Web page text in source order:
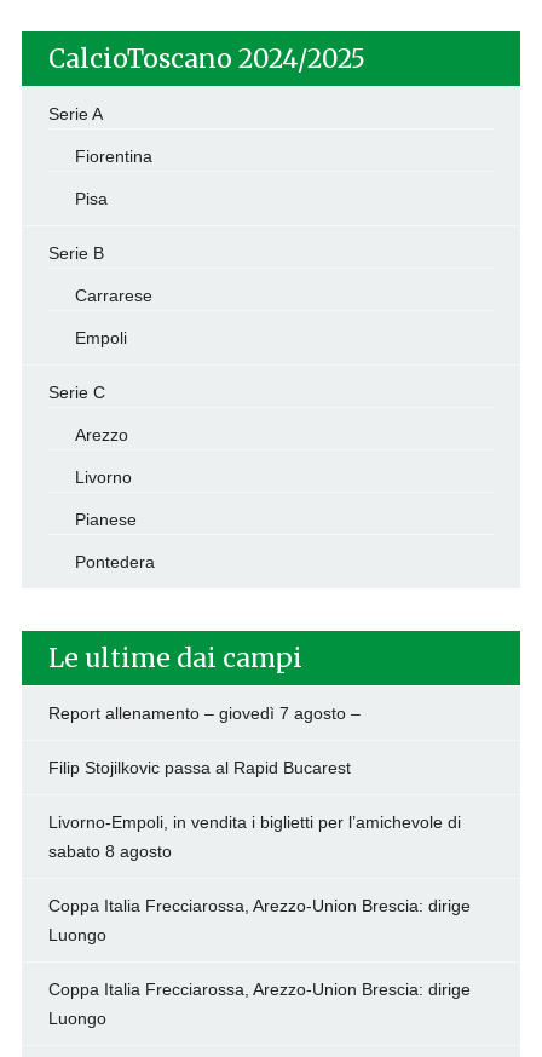
CalcioToscano 2024/2025
Serie A
Fiorentina
Pisa
Serie B
Carrarese
Empoli
Serie C
Arezzo
Livorno
Pianese
Pontedera
Le ultime dai campi
Report allenamento – giovedì 7 agosto –
Filip Stojilkovic passa al Rapid Bucarest
Livorno-Empoli, in vendita i biglietti per l’amichevole di
sabato 8 agosto
Coppa Italia Frecciarossa, Arezzo-Union Brescia: dirige
Luongo
Coppa Italia Frecciarossa, Arezzo-Union Brescia: dirige
Luongo